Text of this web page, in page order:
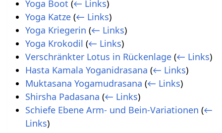
Yoga Boot (← Links)
Yoga Katze (← Links)
Yoga Kriegerin (← Links)
Yoga Krokodil (← Links)
Verschränkter Lotus in Rückenlage (← Links)
Hasta Kamala Yoganidrasana (← Links)
Muktasana Yogamudrasana (← Links)
Shirsha Padasana (← Links)
Schiefe Ebene Arm- und Bein-Variationen (←
Links)